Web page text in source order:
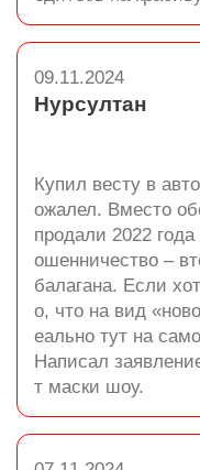
09.11.2024
Нурсултан
Купил весту в
ожалел. Вместо
продали 2022
ошенничество –
балагана. Если
о, что на вид
еально тут на
Написал
т маски шоу.